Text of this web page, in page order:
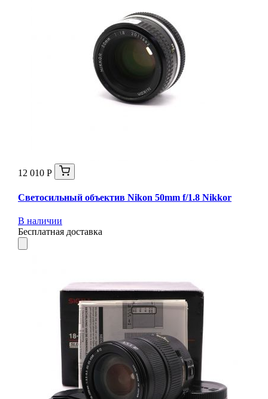
12 010 Р
Светосильный объектив Nikon 50mm f/1.8 Nikkor
В наличии
Бесплатная доставка